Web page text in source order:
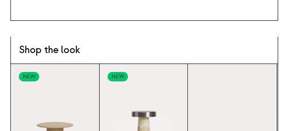
Shop the look
NEW NEW